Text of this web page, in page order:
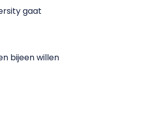
gaat
bijeen willen